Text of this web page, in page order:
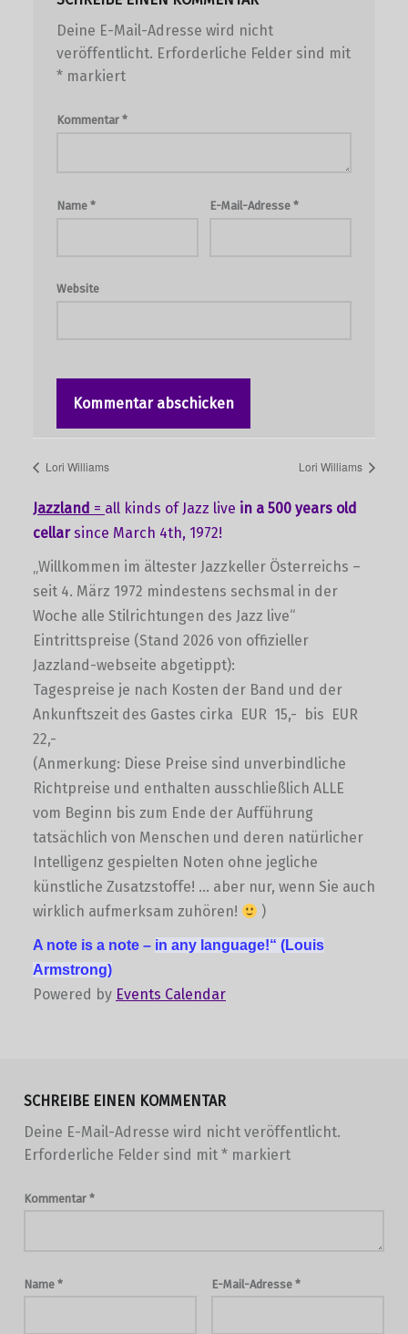
Deine E-Mail-Adresse wird nicht
veröffentlicht. Erforderliche Felder sind mit
*markiert
Kommentar *
Name * E-Mail-Adresse*
Website
Lori Williams Lori Williams
Jazzland = all kinds of Jazz live in a 500 years old
cellarsince March 4th, 1972!
„Willkommen im ältester Jazzkeller Österreichs –
seit 4. März 1972 mindestens sechsmal in der
Woche alle Stilrichtungen des Jazz live“
Eintrittspreise (Stand 2026 von offizieller
Jazzland-webseite abgetippt):
Tagespreise je nach Kosten der Band und der
Ankunftszeit des Gastes cirka EUR 15,- bis EUR
22,-
(Anmerkung: Diese Preise sind unverbindliche
Richtpreise und enthalten ausschließlich ALLE
vom Beginn bis zum Ende der Aufführung
tatsächlich von Menschen und deren natürlicher
Intelligenz gespielten Noten ohne jegliche
künstliche Zusatzstoffe! … aber nur, wenn Sie auch
wirklich aufmerksam zuhören!
)
A note is a note – in any language!“ (Louis
Armstrong)
Powered by Events Calendar
SCHREIBE EINEN KOMMENTAR
Deine E-Mail-Adresse wird nicht veröffentlicht.
Erforderliche Felder sind mit *markiert
Kommentar *
Name * E-Mail-Adresse *